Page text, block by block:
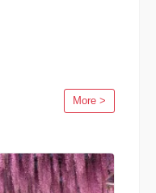
More >